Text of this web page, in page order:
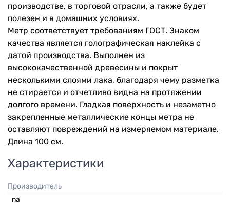
производстве, в торговой отрасли, а также будет
полезен и в домашних условиях.
Метр соответствует требованиям ГОСТ. Знаком
качества является голографическая наклейка с
датой производства. Выполнен из
высококачественной древесины и покрыт
несколькими слоями лака, благодаря чему разметка
не стирается и отчетливо видна на протяжении
долгого времени. Гладкая поверхность и незаметно
закрепленные металлические концы метра не
оставляют повреждений на измеряемом материале.
Длина 100 см.
Характеристики
Производитель
na